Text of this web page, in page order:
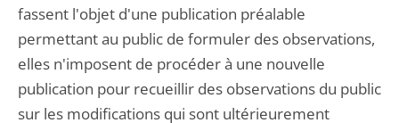
fassent l'objet d'une publication préalable
permettant au public de formuler des observations,
elles n'imposent de procéder à une nouvelle
publication pour recueillir des observations du public
sur les modifications qui sont ultérieurement